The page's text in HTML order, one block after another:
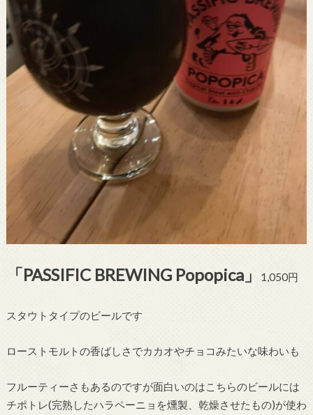
「PASSIFIC BREWING Popopica」 1,050円
スタウトタイプのビールです
ローストモルトの香ばしさでカカオやチョコみたいな味わいも
フルーティーさもあるのですが面白いのはこちらのビールには
チポトレ(完熟したハラペーニョを燻製、乾燥させたもの)が使わ